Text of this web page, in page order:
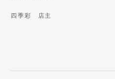
四季彩 店主